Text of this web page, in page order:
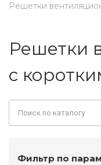
Решетки
Решетки
с
Фильтр по